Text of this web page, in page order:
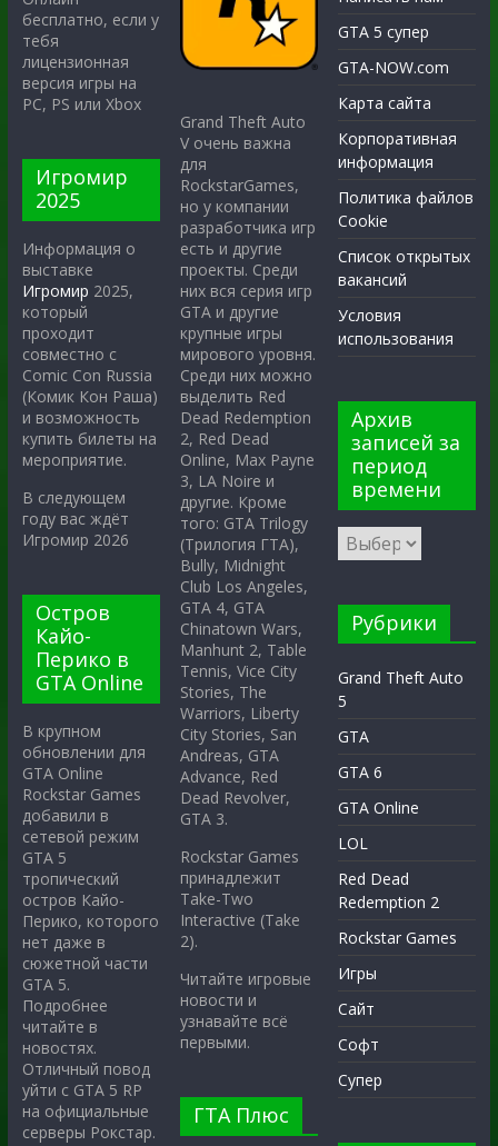
бесплатно, если у
тебя
лицензионная
версия игры на
PC, PS или Xbox
Игромир
2025
Информация о
выставке
Игромир 2025,
который
проходит
совместно с
Comic Con Russia
(Комик Кон Раша)
и возможность
купить билеты на
мероприятие.
В следующем
году вас ждёт
Игромир 2026
Остров
Кайо-
Перико в
GTA Online
В крупном
обновлении для
GTA Online
Rockstar Games
добавили в
сетевой режим
GTA 5
тропический
остров Кайо-
Перико, которого
нет даже в
сюжетной части
GTA 5.
Подробнее
читайте в
новостях.
Отличный повод
уйти с GTA 5 RP
на официальные
серверы Рокстар.
Grand Theft Auto
V очень важна
для
RockstarGames,
но у компании
разработчика игр
есть и другие
проекты. Среди
них вся серия игр
GTA и другие
крупные игры
мирового уровня.
Среди них можно
выделить Red
Dead Redemption
2, Red Dead
Online, Max Payne
3, LA Noire и
другие. Кроме
того: GTA Trilogy
(Трилогия ГТА),
Bully, Midnight
Club Los Angeles,
GTA 4, GTA
Chinatown Wars,
Manhunt 2, Table
Tennis, Vice City
Stories, The
Warriors, Liberty
City Stories, San
Andreas, GTA
Advance, Red
Dead Revolver,
GTA 3.
Rockstar Games
принадлежит
Take-Two
Interactive (Take
2).
Читайте игровые
новости и
узнавайте всё
первыми.
ГТА Плюс
GTA 5 супер
GTA-NOW.com
Карта сайта
Корпоративная
информация
Политика файлов
Cookie
Список открытых
вакансий
Условия
использования
Архив
записей за
период
времени
Рубрики
Grand Theft Auto
5
GTA
GTA 6
GTA Online
LOL
Red Dead
Redemption 2
Rockstar Games
Игры
Сайт
Софт
Супер